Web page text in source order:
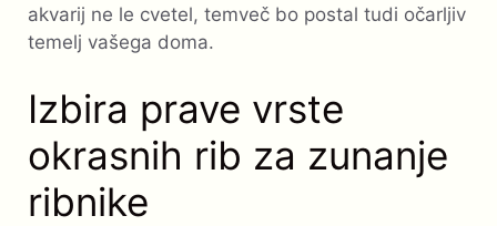
akvarij ne le cvetel, temveč bo postal tudi očarljiv
temelj vašega doma.
Izbira prave vrste
okrasnih rib za zunanje
ribnike